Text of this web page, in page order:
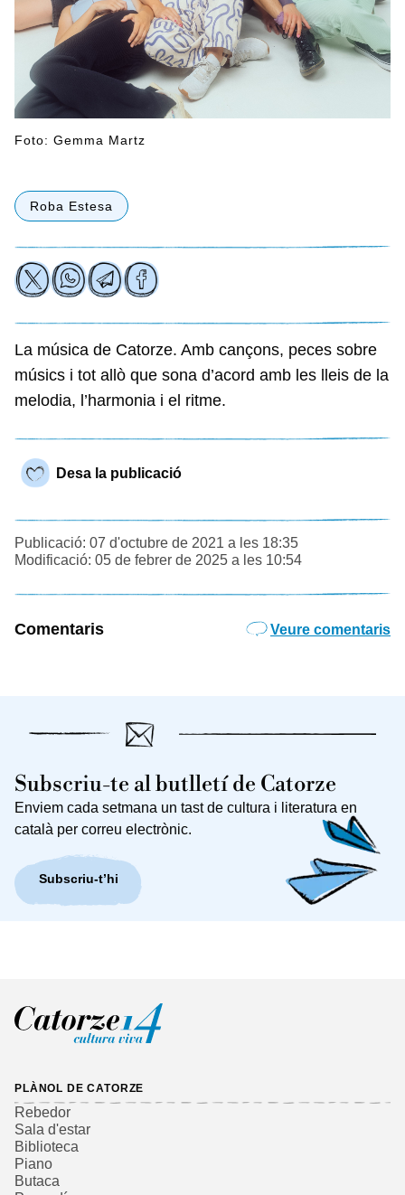
Foto: Gemma Martz
Roba Estesa
La música de Catorze. Amb cançons, peces sobre
músics i tot allò que sona d’acord amb les lleis de la
melodia, l’harmonia i el ritme.
Desa la publicació
Publicació: 07 d'octubre de 2021 a les 18:35
Modificació: 05 de febrer de 2025 a les 10:54
Comentaris Veure comentaris
Subscriu-te al butlletí de Catorze
Enviem cada setmana un tast de cultura i literatura en
català per correu electrònic.
Subscriu-t’hi
PLÀNOL DE CATORZE
Rebedor
Sala d'estar
Biblioteca
Piano
Butaca